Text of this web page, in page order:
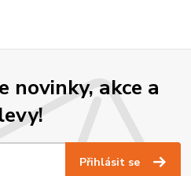
novinky, akce a
Přihlásit se